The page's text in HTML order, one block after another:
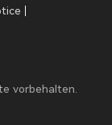
vorbehalten.